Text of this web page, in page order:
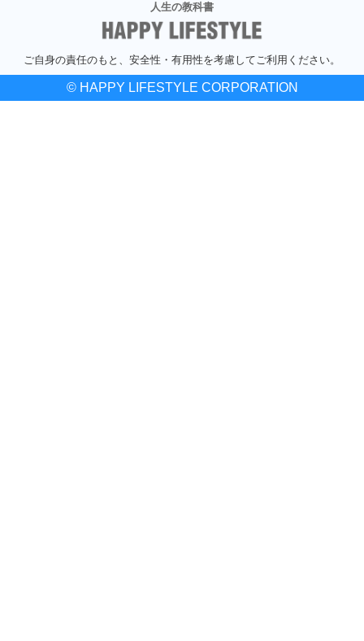
人生の教科書
ご自身の責任のもと、安全性・有用性を考慮してご利用ください。
© HAPPY LIFESTYLE CORPORATION